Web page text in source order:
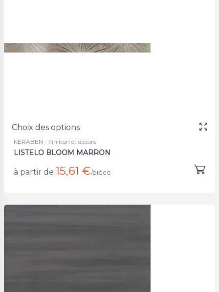
Choix des options
KERABEN - Finition et décors
LISTELO BLOOM MARRON
à partir de 15,61 €/pièce